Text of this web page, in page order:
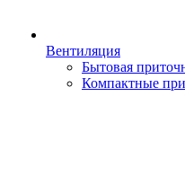
Вентиляция
Бытовая
Компактные